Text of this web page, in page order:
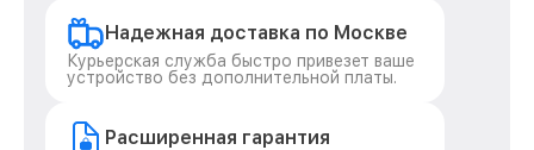
Надежная доставка по Москве
Курьерская служба быстро привезет ваше
устройство без дополнительной платы.
Расширенная гарантия